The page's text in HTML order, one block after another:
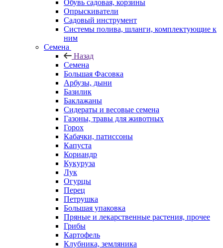
Обувь садовая, корзины
Опрыскиватели
Садовый инструмент
Системы полива, шланги, комплектующие к
ним
Семена
Назад
Семена
Большая Фасовка
Арбузы, дыни
Базилик
Баклажаны
Сидераты и весовые семена
Газоны, травы для животных
Горох
Кабачки, патиссоны
Капуста
Кориандр
Кукуруза
Лук
Огурцы
Перец
Петрушка
Большая упаковка
Пряные и лекарственные растения, прочее
Грибы
Картофель
Клубника, земляника